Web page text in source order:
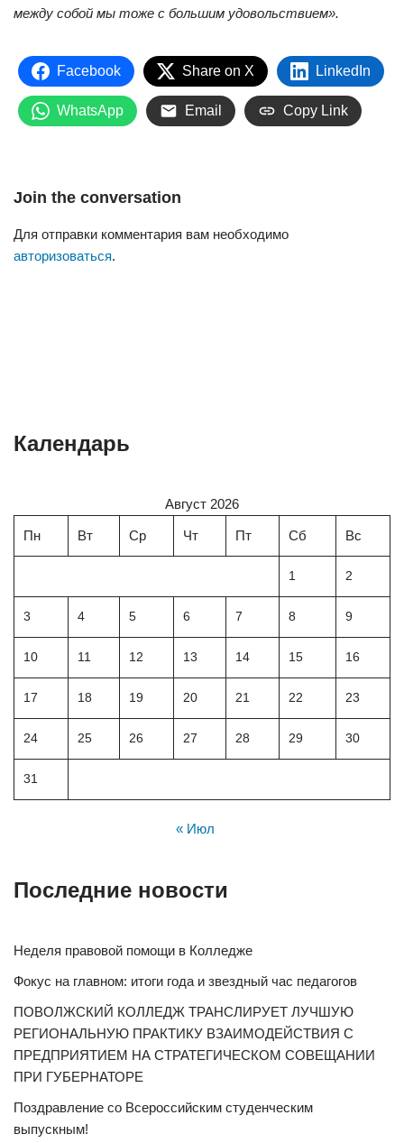
между собой мы тоже с большим удовольствием».
Facebook Share on X LinkedIn
WhatsApp Email Copy Link
Join the conversation
Для отправки комментария вам необходимо
авторизоваться.
Календарь
Август 2026
Пн Вт Ср Чт Пт Сб Вс
1 2
3 4 5 6 7 8 9
10 11 12 13 14 15 16
17 18 19 20 21 22 23
24 25 26 27 28 29 30
31
« Июл
Последние новости
Неделя правовой помощи в Колледже
Фокус на главном: итоги года и звездный час педагогов
ПОВОЛЖСКИЙ КОЛЛЕДЖ ТРАНСЛИРУЕТ ЛУЧШУЮ
РЕГИОНАЛЬНУЮ ПРАКТИКУ ВЗАИМОДЕЙСТВИЯ С
ПРЕДПРИЯТИЕМ НА СТРАТЕГИЧЕСКОМ СОВЕЩАНИИ
ПРИ ГУБЕРНАТОРЕ
Поздравление со Всероссийским студенческим
выпускным!